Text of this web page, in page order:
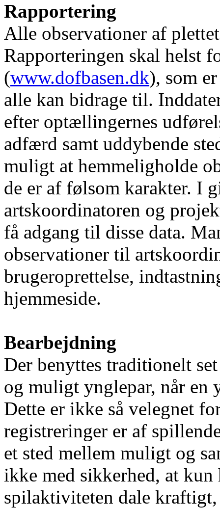
Rapportering
Alle observationer af
Rapporteringen skal helst
(www.dofbasen.dk), som
alle kan bidrage til.
efter optællingernes
adfærd samt uddybende
muligt at hemmeligholde
de er af følsom karakter. I
artskoordinatoren og
få adgang til disse data.
observationer til
brugeroprettelse,
hjemmeside.
Bearbejdning
Der benyttes traditionelt
og muligt ynglepar, når en
Dette er ikke så velegnet
registreringer er af
et sted mellem muligt og
ikke med sikkerhed, at kun
spilaktiviteten dale